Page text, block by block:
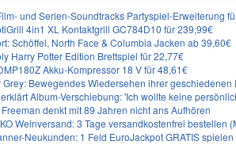
und Serien-Soundtracks Partyspiel-Erweiterung
4in1 XL Kontaktgrill GC784D10 für 239,99€
Schöffel, North Face & Columbia Jacken ab 39,60€
Harry Potter Edition Brettspiel für 22,77€
Akku-Kompressor 18 V für 48,61€
Bewegendes Wiedersehen ihrer geschiedenen
Album-Verschiebung: 'Ich wollte keine
denkt mit 89 Jahren nicht ans Aufhören
Weinversand: 3 Tage versandkostenfrei bestellen
Neukunden: 1 Feld EuroJackpot GRATIS spielen